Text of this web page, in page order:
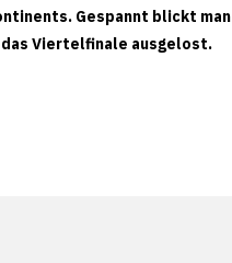
Gespannt blickt man
das Viertelfinale ausgelost.